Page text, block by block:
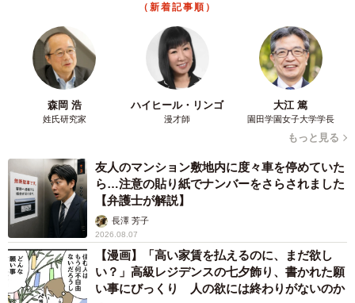
（新着記事順）
森岡 浩
姓氏研究家
ハイヒール・リンゴ
漫才師
大江 篤
園田学園女子大学学長
もっと見る
友人のマンション敷地内に度々車を停めていた
ら…注意の貼り紙でナンバーをさらされました
【弁護士が解説】
長澤 芳子
2026.08.07
【漫画】「高い家賃を払えるのに、まだ欲し
い？」高級レジデンスの七夕飾り、書かれた願
い事にびっくり 人の欲には終わりがないのか